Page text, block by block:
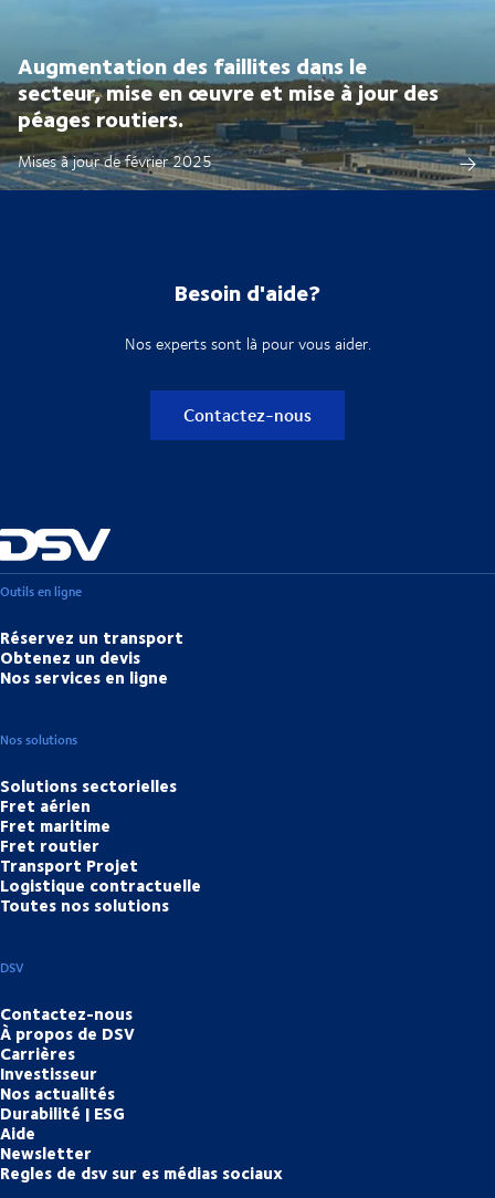
Augmentation des faillites dans le
secteur, mise en œuvre et mise à jour des
péages routiers.
Mises à jour de février 2025
Besoin d'aide?
Nos experts sont là pour vous aider.
Contactez-nous
Outils en ligne
Réservez un transport
Obtenez un devis
Nos services en ligne
Nos solutions
Solutions sectorielles
Fret aérien
Fret maritime
Fret routier
Transport Projet
Logistique contractuelle
Toutes nos solutions
DSV
Contactez-nous
À propos de DSV
Carrières
Investisseur
Nos actualités
Durabilité | ESG
Aide
Newsletter
Regles de dsv sur es médias sociaux